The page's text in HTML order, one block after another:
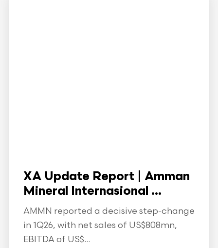
XA Update Report | Amman
Mineral Internasional ...
AMMN reported a decisive step-change
in 1Q26, with net sales of US$808mn,
EBITDA of US$...